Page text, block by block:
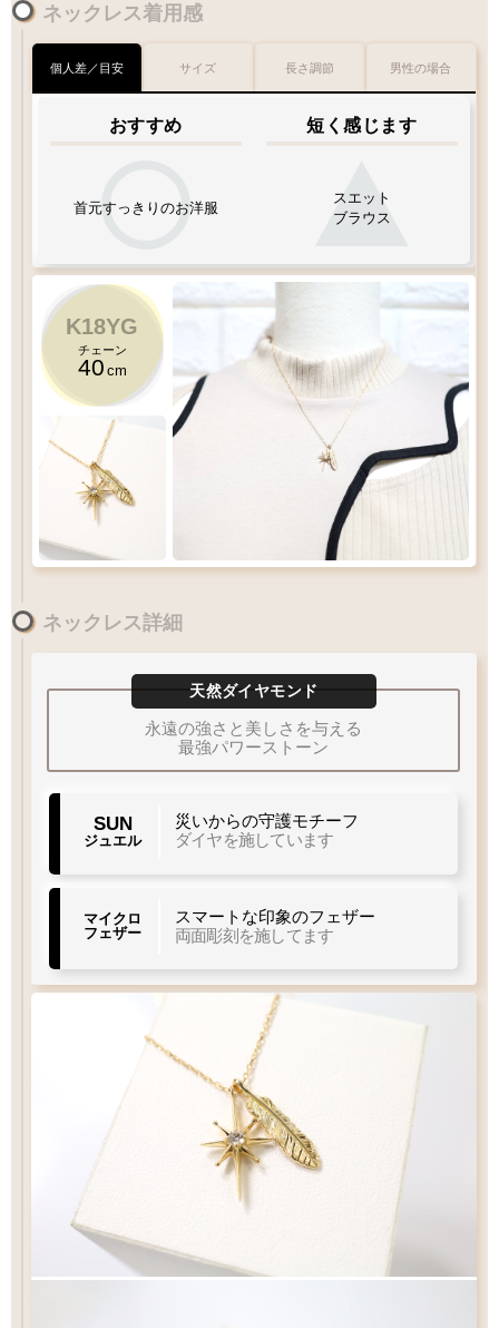
ネックレス着用感
個人差／目安
おすすめ
首元すっきりのお洋服
短く感じます
スエット
ブラウス
K18YG
チェーン
40 cm
サイズ
災いからの守護モチーフ
フェザーは両面彫刻を施しております
cm
華奢で短めのチェーンです
×11.5
長さ調節
アジャスター管
40 37
男性の場合
かなり短め
多くの方が該当
ネックレス詳細
天然ダイヤモンド
永遠の強さと美しさを与える
最強パワーストーン
SUN
ジュエル
災いからの守護モチーフ
ダイヤを施しています
マイクロ
フェザー
スマートな印象のフェザー
両面彫刻を施してます